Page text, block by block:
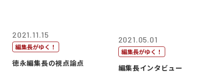
2021.11.15
編集長がゆく！
徳永編集長の視点論点
2021.05.01
編集長がゆく！
編集長インタビュー